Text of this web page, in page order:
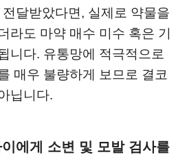
달받았다면, 실제로 약물을
라도 마약 매수 미수 혹은 기
니다. 유통망에 적극적으로
매우 불량하게 보므로 결코
닙니다.
에게 소변 및 모발 검사를